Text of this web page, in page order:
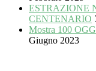
ESTRAZIONE
CENTENARIO
Mostra 100
Giugno 2023